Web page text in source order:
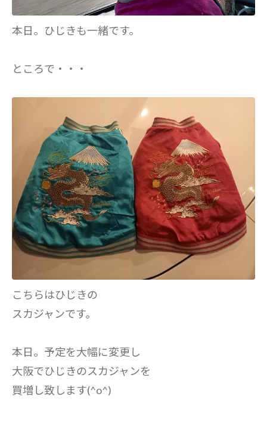
本日。ひじきも一緒です。
ところで・・・
こちらはひじきの
スカジャンです。
本日。予定を大幅に変更し
大阪でひじきのスカジャンを
買増し致します(^o^)